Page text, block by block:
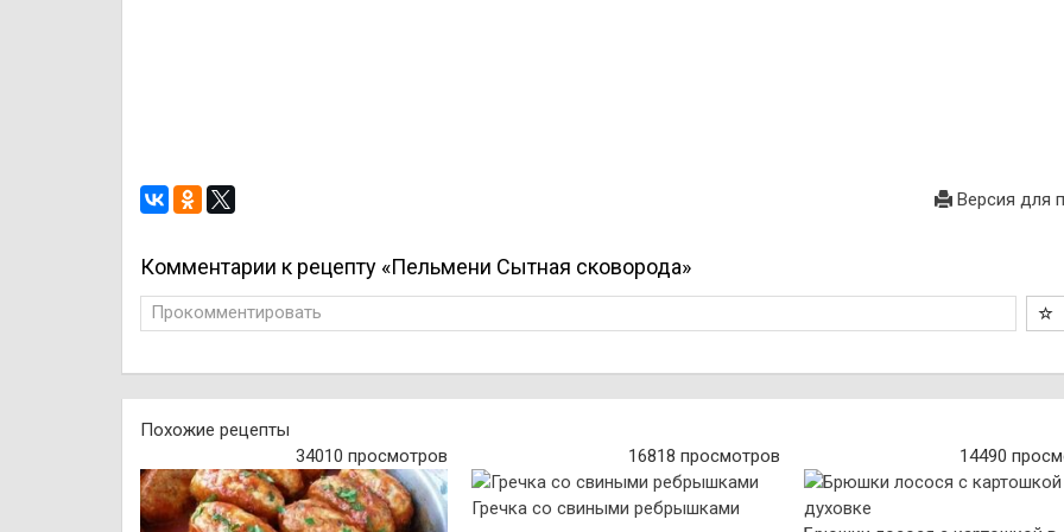
Версия для
Комментарии к рецепту «Пельмени Сытная сковорода»
Прокомментировать
Похожие рецепты
34010 просмотров
16818 просмотров
Гречка со свиными ребрышками
14490